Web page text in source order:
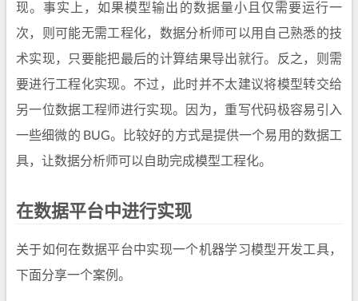
现。事实上，如果模型输出的数据量小且仅需要运行一
次，则可能无需工程化，数据分析师可以用自己熟悉的技
术实现，只要能把最后的计算结果导出就行。反之，则需
要进行工程化实现。不过，此时并不太建议将模型转交给
另一位数据工程师进行实现。因为，重写代码极容易引入
一些细微的 BUG。比较好的方式是提供一个易用的数据工
具，让数据分析师可以自助完成模型工程化。
在数据平台中进行实现
关于如何在数据平台中实现一个机器学习模型开发工具，
下面分享一个案例。